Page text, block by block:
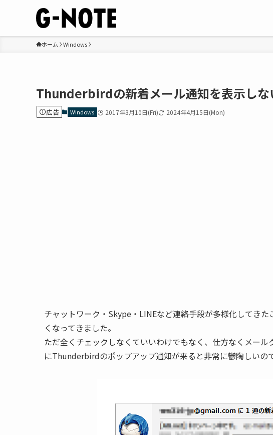
ホーム Windows
Thunderbirdの新着メール通知を表示しな
広告 Windows 2017年3月10日(Fri) 2024年4月15日(Mon)
チャットワーク・Skype・LINEなど連絡手段が多様化してき
くなってきました。
ただ全くチェックしなくていいわけでもなく、仕方なくメー
にThunderbirdのポップアップ通知が来ると非常に鬱陶しいので